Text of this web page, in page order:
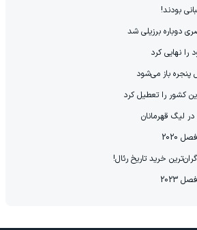
بودند!
دوباره برزیلی شد
نهایی کرد
پنجره باز می‌شود
کشور را تعطیل کرد
در لیگ قهرمانان
خرید تاریخ رئال!